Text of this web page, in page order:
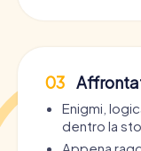
03
Enigmi,
dentro la